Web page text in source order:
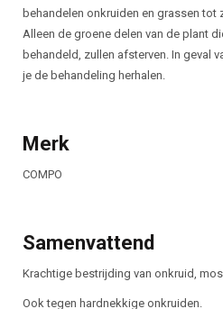
behandelen onkruiden en grassen
Alleen de groene delen van de plant
behandeld, zullen afsterven. In geval
je de behandeling herhalen.
Merk
COMPO
Samenvattend
Krachtige bestrijding van onkruid,
Ook tegen hardnekkige onkruiden.